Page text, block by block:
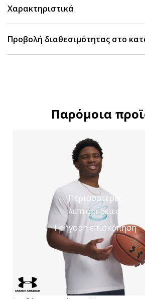
Χαρακτηριστικά
Προβολή διαθεσιμότητας στο
Παρόμοια
Περισσότερες
λεπτομέρειες
Γρήγορη επισκόπηση